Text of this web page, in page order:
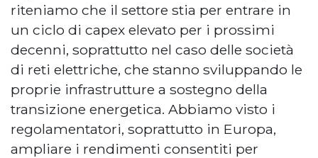
riteniamo che il settore stia per entrare in
un ciclo di capex elevato per i prossimi
decenni, soprattutto nel caso delle società
di reti elettriche, che stanno sviluppando le
proprie infrastrutture a sostegno della
transizione energetica. Abbiamo visto i
regolamentatori, soprattutto in Europa,
ampliare i rendimenti consentiti per